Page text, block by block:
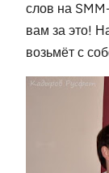
слов на
вам за это!
возьмёт с